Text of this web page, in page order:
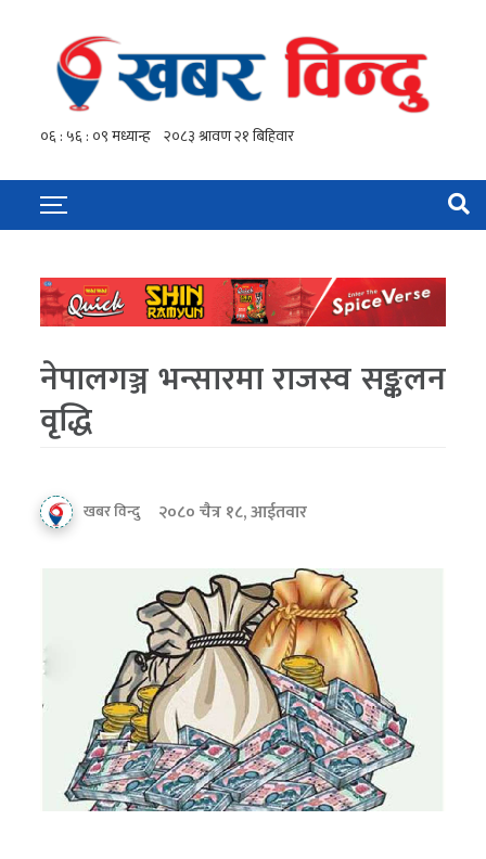
नेपालगञ्ज भन्सारमा राजस्व सङ्कलन
वृद्धि
खबर विन्दु २०८० चैत्र १८, आईतवार